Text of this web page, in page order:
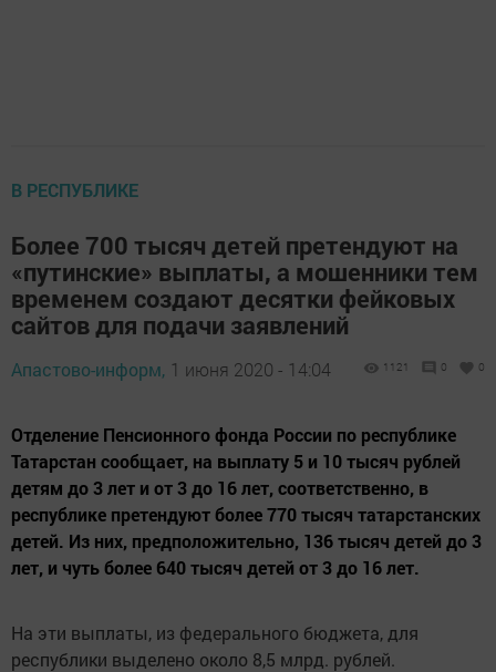
В РЕСПУБЛИКЕ
Более 700 тысяч детей претендуют на
«путинские» выплаты, а мошенники тем
временем создают десятки фейковых
сайтов для подачи заявлений
Апастово-информ, 1 июня 2020 - 14:04 1121 0 0
Отделение Пенсионного фонда России по республике
Татарстан сообщает, на выплату 5 и 10 тысяч рублей
детям до 3 лет и от 3 до 16 лет, соответственно, в
республике претендуют более 770 тысяч татарстанских
детей. Из них, предположительно, 136 тысяч детей до 3
лет, и чуть более 640 тысяч детей от 3 до 16 лет.
На эти выплаты, из федерального бюджета, для
республики выделено около 8,5 млрд. рублей.